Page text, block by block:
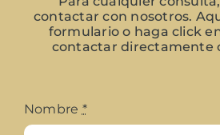
contactar con nosotros.
formulario o haga click
contactar directamente
Nombre *